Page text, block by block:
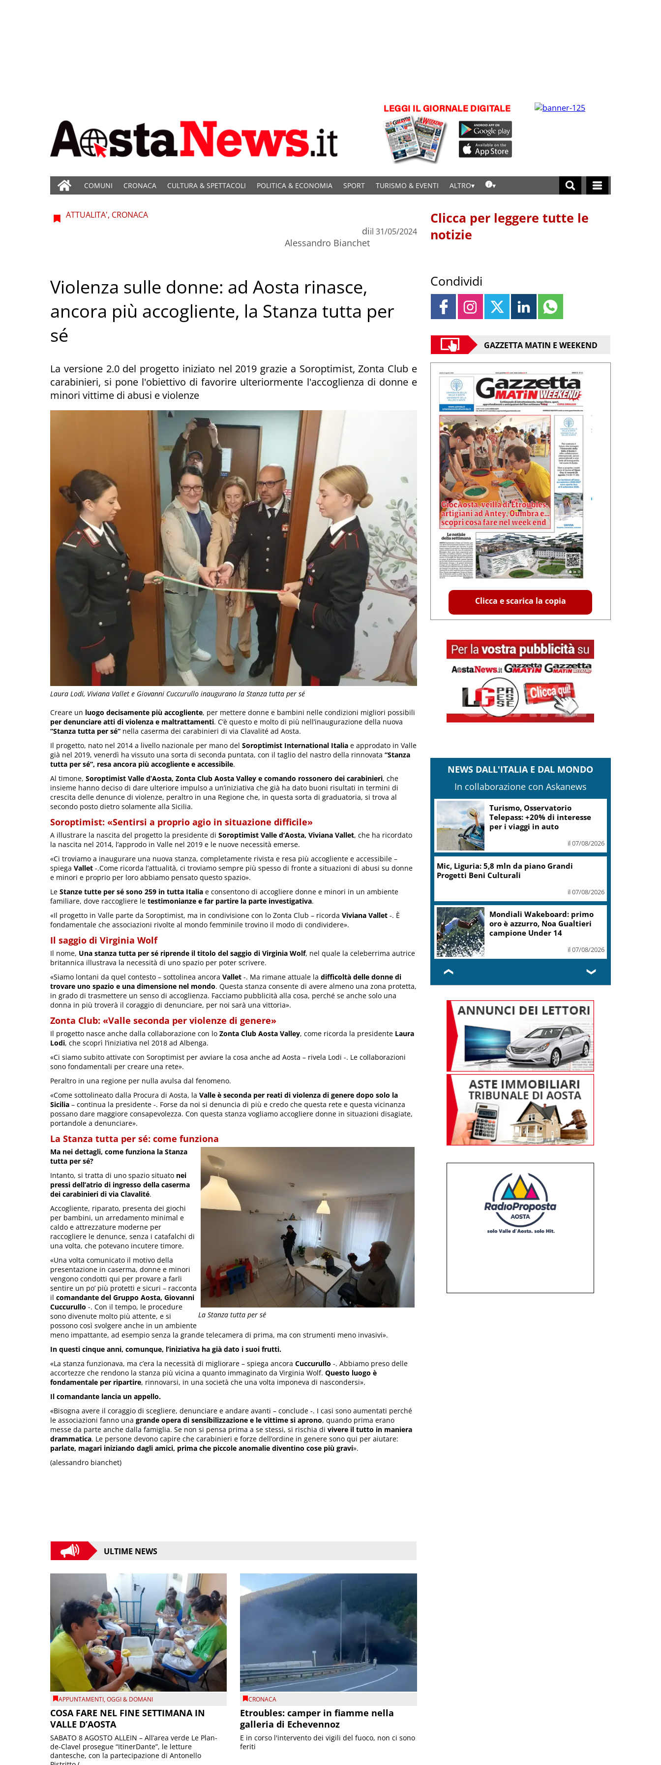
COMUNI CRONACA CULTURA & SPETTACOLI POLITICA & ECONOMIA SPORT TURISMO & EVENTI ALTRO
Laura Lodi, Viviana Vallet e Giovanni Cuccurullo inaugurano la Stanza tutta per sé
ATTUALITA', CRONACA
di
Alessandro Bianchet
il 31/05/2024
Violenza sulle donne: ad Aosta rinasce,
ancora più accogliente, la Stanza tutta per
sé
La versione 2.0 del progetto iniziato nel 2019 grazie a Soroptimist, Zonta Club e
carabinieri, si pone l'obiettivo di favorire ulteriormente l'accoglienza di donne e
minori vittime di abusi e violenze
Creare un luogo decisamente più accogliente, per mettere donne e bambini nelle condizioni migliori possibili
per denunciare atti di violenza e maltrattamenti. C’è questo e molto di più nell’inaugurazione della nuova
“Stanza tutta per sé” nella caserma dei carabinieri di via Clavalité ad Aosta.
Il progetto, nato nel 2014 a livello nazionale per mano del Soroptimist International Italia e approdato in Valle
già nel 2019, venerdì ha vissuto una sorta di seconda puntata, con il taglio del nastro della rinnovata “Stanza
tutta per sé”, resa ancora più accogliente e accessibile.
Al timone, Soroptimist Valle d’Aosta, Zonta Club Aosta Valley e comando rossonero dei carabinieri, che
insieme hanno deciso di dare ulteriore impulso a un’iniziativa che già ha dato buoni risultati in termini di
crescita delle denunce di violenze, peraltro in una Regione che, in questa sorta di graduatoria, si trova al
secondo posto dietro solamente alla Sicilia.
Soroptimist: «Sentirsi a proprio agio in situazione difficile»
A illustrare la nascita del progetto la presidente di Soroptimist Valle d’Aosta, Viviana Vallet, che ha ricordato
la nascita nel 2014, l’approdo in Valle nel 2019 e le nuove necessità emerse.
«Ci troviamo a inaugurare una nuova stanza, completamente rivista e resa più accogliente e accessibile –
spiega Vallet -.Come ricorda l’attualità, ci troviamo sempre più spesso di fronte a situazioni di abusi su donne
e minori e proprio per loro abbiamo pensato questo spazio».
Le Stanze tutte per sé sono 259 in tutta Italia e consentono di accogliere donne e minori in un ambiente
familiare, dove raccogliere le testimonianze e far partire la parte investigativa.
«Il progetto in Valle parte da Soroptimist, ma in condivisione con lo Zonta Club – ricorda Viviana Vallet -. È
fondamentale che associazioni rivolte al mondo femminile trovino il modo di condividere».
Il saggio di Virginia Wolf
Il nome, Una stanza tutta per sé riprende il titolo del saggio di Virginia Wolf, nel quale la celeberrima autrice
britannica illustrava la necessità di uno spazio per poter scrivere.
«Siamo lontani da quel contesto – sottolinea ancora Vallet -. Ma rimane attuale la difficoltà delle donne di
trovare uno spazio e una dimensione nel mondo. Questa stanza consente di avere almeno una zona protetta,
in grado di trasmettere un senso di accoglienza. Facciamo pubblicità alla cosa, perché se anche solo una
donna in più troverà il coraggio di denunciare, per noi sarà una vittoria».
Zonta Club: «Valle seconda per violenze di genere»
Il progetto nasce anche dalla collaborazione con lo Zonta Club Aosta Valley, come ricorda la presidente Laura
Lodi, che scoprì l’iniziativa nel 2018 ad Albenga.
«Ci siamo subito attivate con Soroptimist per avviare la cosa anche ad Aosta – rivela Lodi -. Le collaborazioni
sono fondamentali per creare una rete».
Peraltro in una regione per nulla avulsa dal fenomeno.
«Come sottolineato dalla Procura di Aosta, la Valle è seconda per reati di violenza di genere dopo solo la
Sicilia – continua la presidente -. Forse da noi si denuncia di più e credo che questa rete e questa vicinanza
possano dare maggiore consapevolezza. Con questa stanza vogliamo accogliere donne in situazioni disagiate,
portandole a denunciare».
La Stanza tutta per sé: come funziona
La Stanza tutta per sé
Ma nei dettagli, come funziona la Stanza
tutta per sé?
Intanto, si tratta di uno spazio situato nei
pressi dell’atrio di ingresso della caserma
dei carabinieri di via Clavalité.
Accogliente, riparato, presenta dei giochi
per bambini, un arredamento minimal e
caldo e attrezzature moderne per
raccogliere le denunce, senza i catafalchi di
una volta, che potevano incutere timore.
«Una volta comunicato il motivo della
presentazione in caserma, donne e minori
vengono condotti qui per provare a farli
sentire un po’ più protetti e sicuri – racconta
il comandante del Gruppo Aosta, Giovanni
Cuccurullo -. Con il tempo, le procedure
sono divenute molto più attente, e si
possono così svolgere anche in un ambiente
meno impattante, ad esempio senza la grande telecamera di prima, ma con strumenti meno invasivi».
In questi cinque anni, comunque, l’iniziativa ha già dato i suoi frutti.
«La stanza funzionava, ma c’era la necessità di migliorare – spiega ancora Cuccurullo -. Abbiamo preso delle
accortezze che rendono la stanza più vicina a quanto immaginato da Virginia Wolf. Questo luogo è
fondamentale per ripartire, rinnovarsi, in una società che una volta imponeva di nascondersi».
Il comandante lancia un appello.
«Bisogna avere il coraggio di scegliere, denunciare e andare avanti – conclude -. I casi sono aumentati perché
le associazioni fanno una grande opera di sensibilizzazione e le vittime si aprono, quando prima erano
messe da parte anche dalla famiglia. Se non si pensa prima a se stessi, si rischia di vivere il tutto in maniera
drammatica. Le persone devono capire che carabinieri e forze dell’ordine in genere sono qui per aiutare:
parlate, magari iniziando dagli amici, prima che piccole anomalie diventino cose più gravi».
(alessandro bianchet)
ULTIME NEWS
APPUNTAMENTI,OGGI & DOMANI
COSA FARE NEL FINE SETTIMANA IN
VALLE D’AOSTA
SABATO 8 AGOSTO ALLEIN – All’area verde Le Plan-
de-Clavel prosegue “ItinerDante”, le letture
dantesche, con la partecipazione di Antonello
CRONACA
Etroubles: camper in fiamme nella
galleria di Echevennoz
E in corso l'intervento dei vigili del fuoco, non ci sono
feriti
Clicca per leggere tutte le
notizie
Condividi
GAZZETTA MATIN E WEEKEND
Clicca e scarica la copia
NEWS DALL'ITALIA E DAL MONDO
In collaborazione con Askanews
Marcinelle, Manildo: tragedia che richiama
garanzia sicurezza
Province, Braidotti (Pd): per Friuli continua
la presa in giro
il 07/08/2026
R.Fvg, Lenarduzzi (Pd): svolta immediata
contro declino
❮ ❯